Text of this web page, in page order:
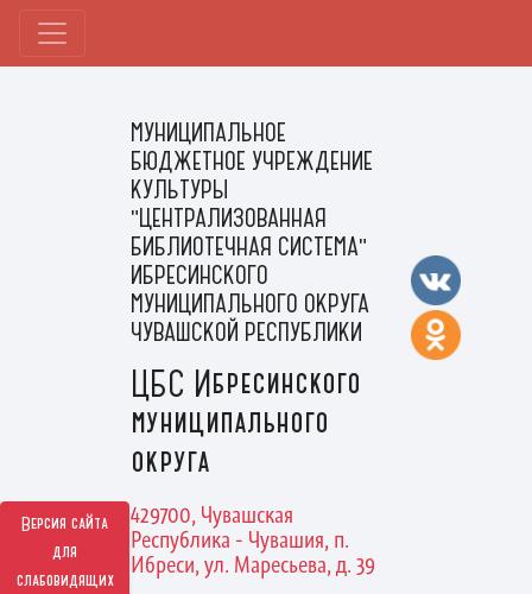
Версия сайта
для
слабовидящих
МУНИЦИПАЛЬНОЕ
БЮДЖЕТНОЕ УЧРЕЖДЕНИЕ
КУЛЬТУРЫ
"ЦЕНТРАЛИЗОВАННАЯ
БИБЛИОТЕЧНАЯ СИСТЕМА"
ИБРЕСИНСКОГО
МУНИЦИПАЛЬНОГО ОКРУГА
ЧУВАШСКОЙ РЕСПУБЛИКИ
ЦБС Ибресинского
муниципального
округа
429700, Чувашская
Республика - Чувашия, п.
Ибреси, ул. Маресьева, д. 39